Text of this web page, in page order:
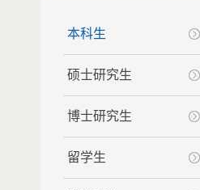
本科生
硕士研究生
博士研究生
留学生